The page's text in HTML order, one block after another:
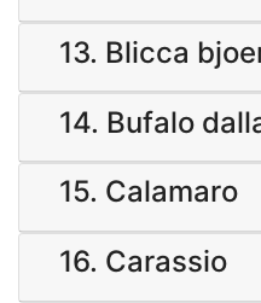
13. Blicca
14. Bufalo
15. Calamaro
16. Carassio